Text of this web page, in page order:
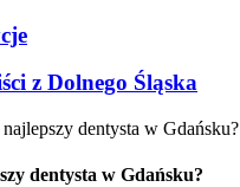
z Dolnego Śląska
najlepszy dentysta w Gdańsku?
dentysta w Gdańsku?